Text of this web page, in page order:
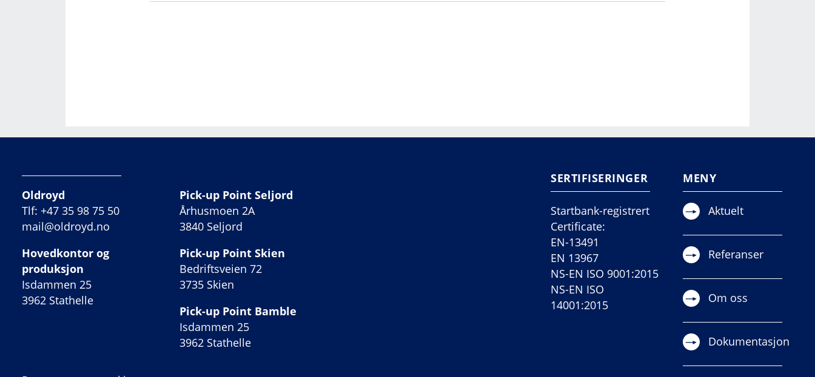
Oldroyd
Tlf: +47 35 98 75 50
mail@oldroyd.no
Hovedkontor og
produksjon
Isdammen 25
3962 Stathelle
Pick-up Point Seljord
Århusmoen 2A
3840 Seljord
Pick-up Point Skien
Bedriftsveien 72
3735 Skien
Pick-up Point Bamble
Isdammen 25
3962 Stathelle
SERTIFISERINGER
Startbank-registrert
Certificate:
EN-13491
EN 13967
NS-EN ISO 9001:2015
NS-EN ISO
14001:2015
MENY
Aktuelt
Referanser
Om oss
Dokumentasjon